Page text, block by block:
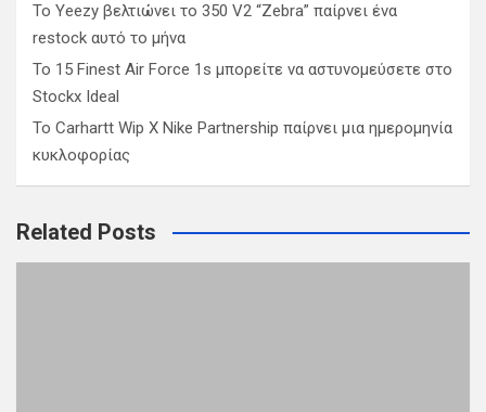
Το Yeezy βελτιώνει το 350 V2 “Zebra” παίρνει ένα
restock αυτό το μήνα
Το 15 Finest Air Force 1s μπορείτε να αστυνομεύσετε στο
Stockx Ideal
Το Carhartt Wip X Nike Partnership παίρνει μια ημερομηνία
κυκλοφορίας
Related Posts